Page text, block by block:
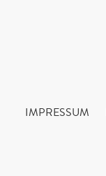
IMPRESSUM